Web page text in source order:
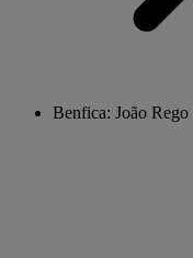
Benfica: João